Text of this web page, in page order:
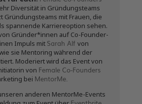
Diversität in Gründungsteams
Gründungsteams mit Frauen, die
spannende Karriereoption sehen.
Gründer*innen auf Co-Founder-
Impuls mit Sarah Alf von
sie Mentoring während der
Moderiert wird das Event von
von Female Co-Founders
bei MentorMe.
anderen MentorMe-Events